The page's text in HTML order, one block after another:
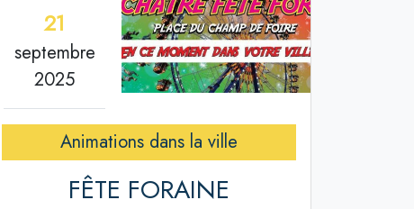
21
septembre
2025
Animations dans la ville
FÊTE FORAINE